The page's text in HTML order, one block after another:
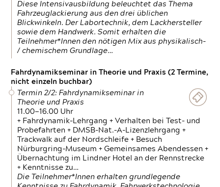
Diese Intensivausbildung beleuchtet das Thema
Fahrzeuglackierung aus den drei üblichen
Blickwinkeln. Der Labortechnik, dem Lackhersteller
sowie dem Handwerk. Somit erhalten die
Teilnehmer*Innen den nötigen Mix aus physikalisch-
/ chemischem Grundlage…
Fahrdynamikseminar in Theorie und Praxis (2 Termine,
nicht einzeln buchbar)
Termin 2/2: Fahrdynamikseminar in
Theorie und Praxis
11.00—16.00 Uhr
+ Fahrdynamik-Lehrgang + Verhalten bei Test- und
Probefahrten + DMSB-Nat.-A-Lizenzlehrgang +
Trackwalk auf der Nordschleife + Besuch
Nürburgring-Museum + Gemeinsames Abendessen +
Übernachtung im Lindner Hotel an der Rennstrecke
+ Kenntnisse zu…
Die Teilnehmer*Innen erhalten grundlegende